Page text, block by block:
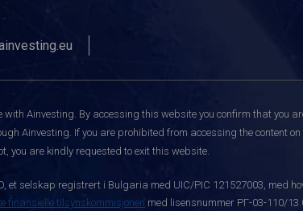
with Ainvesting. By accessing this website you confirm that you
Ainvesting. If you are prohibited from accessing the content
you are kindly requested to exit this website.
et selskap registrert i Bulgaria med UIC/PIC 121527003, med
finansielle tilsynskommisjonen med lisensnummer РГ-03-110/